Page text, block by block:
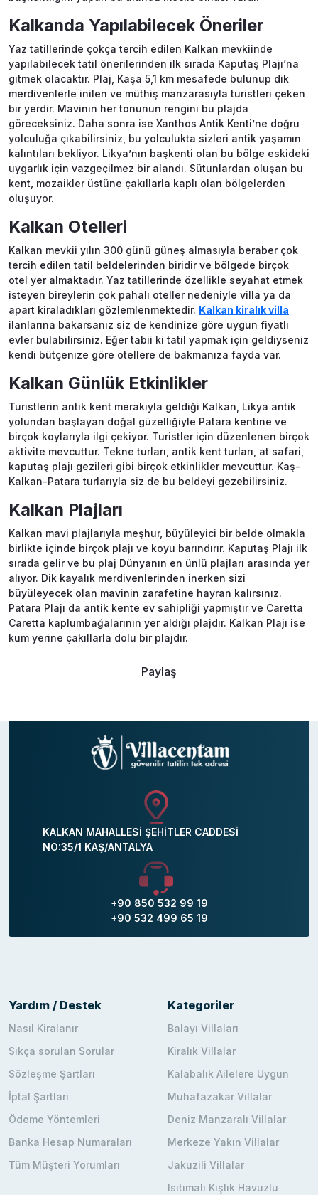
Kalkanda Yapılabilecek Öneriler
Yaz tatillerinde çokça tercih edilen Kalkan mevkiinde
yapılabilecek tatil önerilerinden ilk sırada Kaputaş Plajı’na
gitmek olacaktır. Plaj, Kaşa 5,1 km mesafede bulunup dik
merdivenlerle inilen ve müthiş manzarasıyla turistleri çeken
bir yerdir. Mavinin her tonunun rengini bu plajda
göreceksiniz. Daha sonra ise Xanthos Antik Kenti’ne doğru
yolculuğa çıkabilirsiniz, bu yolculukta sizleri antik yaşamın
kalıntıları bekliyor. Likya’nın başkenti olan bu bölge eskideki
uygarlık için vazgeçilmez bir alandı. Sütunlardan oluşan bu
kent, mozaikler üstüne çakıllarla kaplı olan bölgelerden
oluşuyor.
Kalkan Otelleri
Kalkan mevkii yılın 300 günü güneş almasıyla beraber çok
tercih edilen tatil beldelerinden biridir ve bölgede birçok
otel yer almaktadır. Yaz tatillerinde özellikle seyahat etmek
isteyen bireylerin çok pahalı oteller nedeniyle villa ya da
apart kiraladıkları gözlemlenmektedir. Kalkan kiralık villa
ilanlarına bakarsanız siz de kendinize göre uygun fiyatlı
evler bulabilirsiniz. Eğer tabii ki tatil yapmak için geldiyseniz
kendi bütçenize göre otellere de bakmanıza fayda var.
Kalkan Günlük Etkinlikler
Turistlerin antik kent merakıyla geldiği Kalkan, Likya antik
yolundan başlayan doğal güzelliğiyle Patara kentine ve
birçok koylarıyla ilgi çekiyor. Turistler için düzenlenen birçok
aktivite mevcuttur. Tekne turları, antik kent turları, at safari,
kaputaş plajı gezileri gibi birçok etkinlikler mevcuttur. Kaş-
Kalkan-Patara turlarıyla siz de bu beldeyi gezebilirsiniz.
Kalkan Plajları
Kalkan mavi plajlarıyla meşhur, büyüleyici bir belde olmakla
birlikte içinde birçok plajı ve koyu barındırır. Kaputaş Plajı ilk
sırada gelir ve bu plaj Dünyanın en ünlü plajları arasında yer
alıyor. Dik kayalık merdivenlerinden inerken sizi
büyüleyecek olan mavinin zarafetine hayran kalırsınız.
Patara Plajı da antik kente ev sahipliği yapmıştır ve Caretta
Caretta kaplumbağalarının yer aldığı plajdır. Kalkan Plajı ise
kum yerine çakıllarla dolu bir plajdır.
Paylaş
KALKAN MAHALLESİ ŞEHİTLER CADDESİ
NO:35/1 KAŞ/ANTALYA
+90 850 532 99 19
+90 532 499 65 19
Yardım / Destek
Nasıl Kiralanır
Sıkça sorulan Sorular
Sözleşme Şartları
İptal Şartları
Ödeme Yöntemleri
Banka Hesap Numaraları
Tüm Müşteri Yorumları
Kategoriler
Balayı Villaları
Kiralık Villalar
Kalabalık Ailelere Uygun
Muhafazakar Villalar
Deniz Manzaralı Villalar
Merkeze Yakın Villalar
Jakuzili Villalar
Isıtımalı Kışlık Havuzlu